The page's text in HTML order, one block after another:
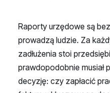
Raporty urzędowe są
prowadzą ludzie. Za
zadłużenia stoi
prawdopodobnie musiał
decyzję: czy zapłacić